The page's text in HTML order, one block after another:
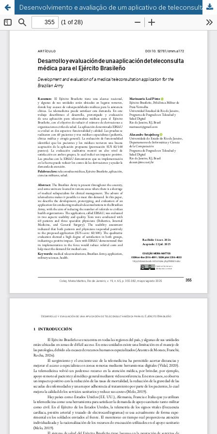
Desenvolvimento e avaliação de um aplicativo de teleconsultas médicas para o Exército Brasileiro